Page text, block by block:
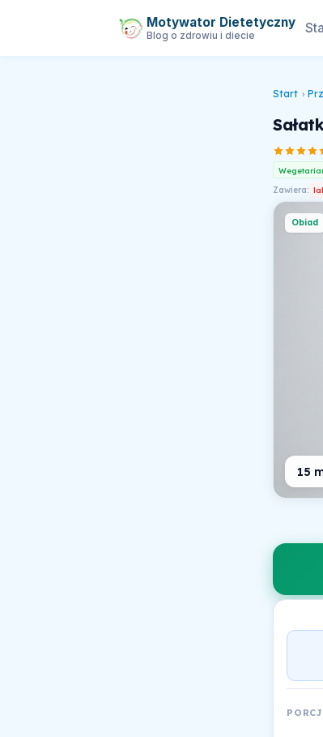
Motywator Dietetyczny
Blog o zdrowiu i diecie
Start ›
Zawiera:
Obiad
15